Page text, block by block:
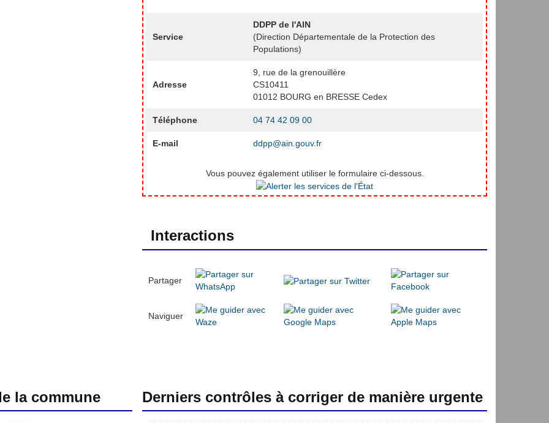
Service
DDPP de l'AIN
(Direction Départementale de la Protection des
Populations)
Adresse
9, rue de la grenouillère
CS10411
01012 BOURG en BRESSE Cedex
Téléphone 04 74 42 09 00
E-mail ddpp@ain.gouv.fr
Vous pouvez également utiliser le formulaire ci-dessous.
Interactions
Partager
Naviguer
la commune Derniers contrôles à corriger de manière urgente